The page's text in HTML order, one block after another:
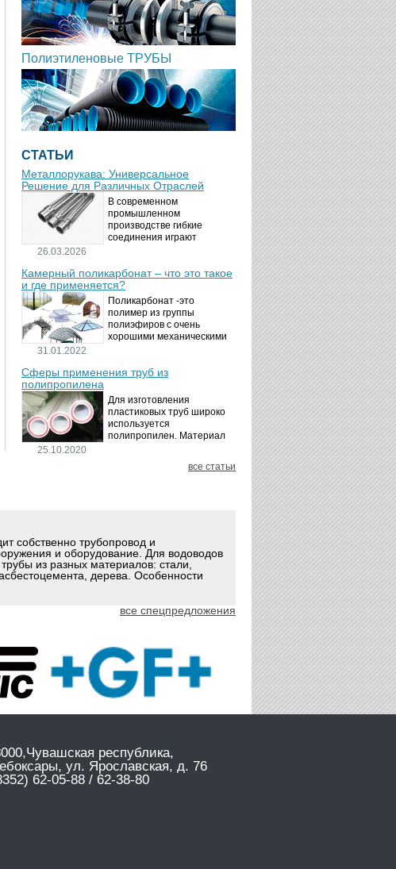
Полиэтиленовые ТРУБЫ
СТАТЬИ
Металлорукава: Универсальное
Решение для Различных Отраслей
26.03.2026
В современном
промышленном
производстве гибкие
соединения играют
безопасности
технологических процессов.
Металлорукава
представляют собой
универсальные...
Камерный поликарбонат – что это такое
и где применяется?
31.01.2022
Поликарбонат -это
полимер из группы
полиэфиров с очень
хорошими механическими
аморфный, с хорошей
высокой прозрачностью
материал идеально
подходит для...
Сферы применения труб из
полипропилена
25.10.2020
Для изготовления
пластиковых труб широко
используется
полипропилен. Материал
невосприимчив к коррозии,
все статьи
собственно трубопровод и
и оборудование. Для водоводов
из разных материалов: стали,
дерева. Особенности
все спецпредложения
республика,
ул. Ярославская, д. 76
62-05-88 / 62-38-80